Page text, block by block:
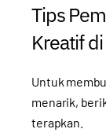
Tips
Kreatif
Untuk
menarik,
terapkan.